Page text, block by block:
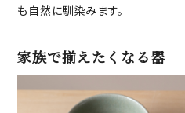
も自然に馴染みます。
家族で揃えたくなる器